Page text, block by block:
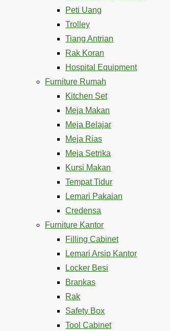
Peti Uang
Trolley
Tiang Antrian
Rak Koran
Hospital Equipment
Furniture Rumah
Kitchen Set
Meja Makan
Meja Belajar
Meja Rias
Meja Setrika
Kursi Makan
Tempat Tidur
Lemari Pakaian
Credensa
Furniture Kantor
Filling Cabinet
Lemari Arsip Kantor
Locker Besi
Brankas
Rak
Safety Box
Tool Cabinet